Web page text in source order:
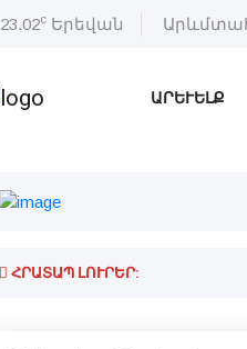
23.02c Երեվան
ԱՐԵՒԵԼՔ
ՀՐԱՏԱՊ ԼՈՒՐԵՐ: